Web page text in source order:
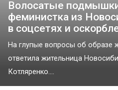
Волосатые
феминистка из
в соцсетях и
На глупые вопросы об образе
ответила жительница
Котляренко....